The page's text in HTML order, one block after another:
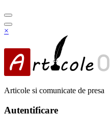
×
Articole si comunicate de presa
Autentificare